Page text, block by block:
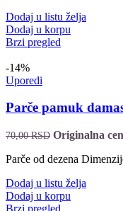
Dodaj u listu želja
Dodaj u korpu
Brzi pregled
-14%
Uporedi
Parče pamuk
70,00RSD Originalna
Parče od dezena
Dodaj u listu želja
Dodaj u korpu